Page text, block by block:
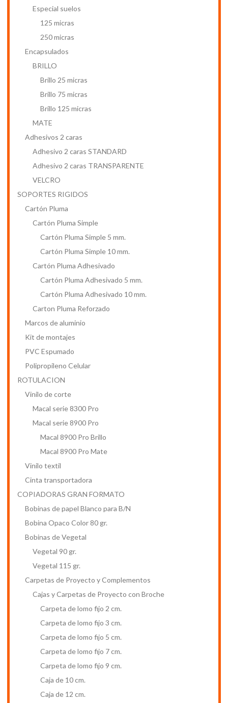
Especial suelos
125 micras
250 micras
Encapsulados
BRILLO
Brillo 25 micras
Brillo 75 micras
Brillo 125 micras
MATE
Adhesivos 2 caras
Adhesivo 2 caras STANDARD
Adhesivo 2 caras TRANSPARENTE
VELCRO
SOPORTES RIGIDOS
Cartón Pluma
Cartón Pluma Simple
Cartón Pluma Simple 5 mm.
Cartón Pluma Simple 10 mm.
Cartón Pluma Adhesivado
Cartón Pluma Adhesivado 5 mm.
Cartón Pluma Adhesivado 10 mm.
Carton Pluma Reforzado
Marcos de aluminio
Kit de montajes
PVC Espumado
Polipropileno Celular
ROTULACION
Vinilo de corte
Macal serie 8300 Pro
Macal serie 8900 Pro
Macal 8900 Pro Brillo
Macal 8900 Pro Mate
Vinilo textil
Cinta transportadora
COPIADORAS GRAN FORMATO
Bobinas de papel Blanco para B/N
Bobina Opaco Color 80 gr.
Bobinas de Vegetal
Vegetal 90 gr.
Vegetal 115 gr.
Carpetas de Proyecto y Complementos
Cajas y Carpetas de Proyecto con Broche
Carpeta de lomo fijo 2 cm.
Carpeta de lomo fijo 3 cm.
Carpeta de lomo fijo 5 cm.
Carpeta de lomo fijo 7 cm.
Carpeta de lomo fijo 9 cm.
Caja de 10 cm.
Caja de 12 cm.